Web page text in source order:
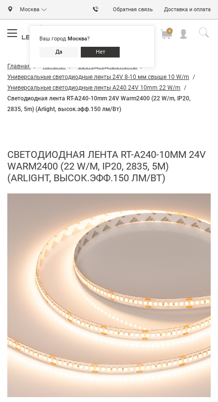
Москва
Ваш город Москва?
Да Нет
Обратная связь Доставка и оплата
0
Главная Каталог
Светодиодные ленты
Универсальные светодиодные ленты 24V 8-10 мм свыше 10 W/m
Универсальные светодиодные ленты A240 24V 10mm 22 W/m
Светодиодная лента RT-A240-10mm 24V Warm2400 (22 W/m, IP20,
2835, 5m) (Arlight, высок.эфф.150 лм/Вт)
СВЕТОДИОДНАЯ ЛЕНТА RT-A240-10MM 24V
WARM2400 (22 W/M, IP20, 2835, 5M)
(ARLIGHT, ВЫСОК.ЭФФ.150 ЛМ/ВТ)